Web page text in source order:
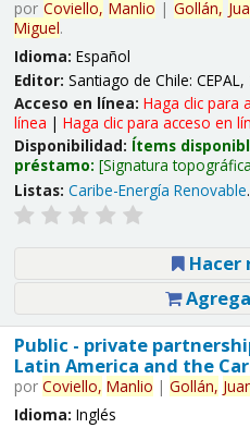
por Coviello, Manlio | Gollán,
Miguel.
Idioma: Español
Editor: Santiago de Chile: CEPAL,
Acceso en línea: Haga clic para
línea | Haga clic para acceso en
Disponibilidad: Ítems
préstamo: Signatura
Listas: Caribe-Energía Renovable.
Hacer
Public - private
Latin America and the
por Coviello, Manlio | Gollán,
Idioma: Inglés